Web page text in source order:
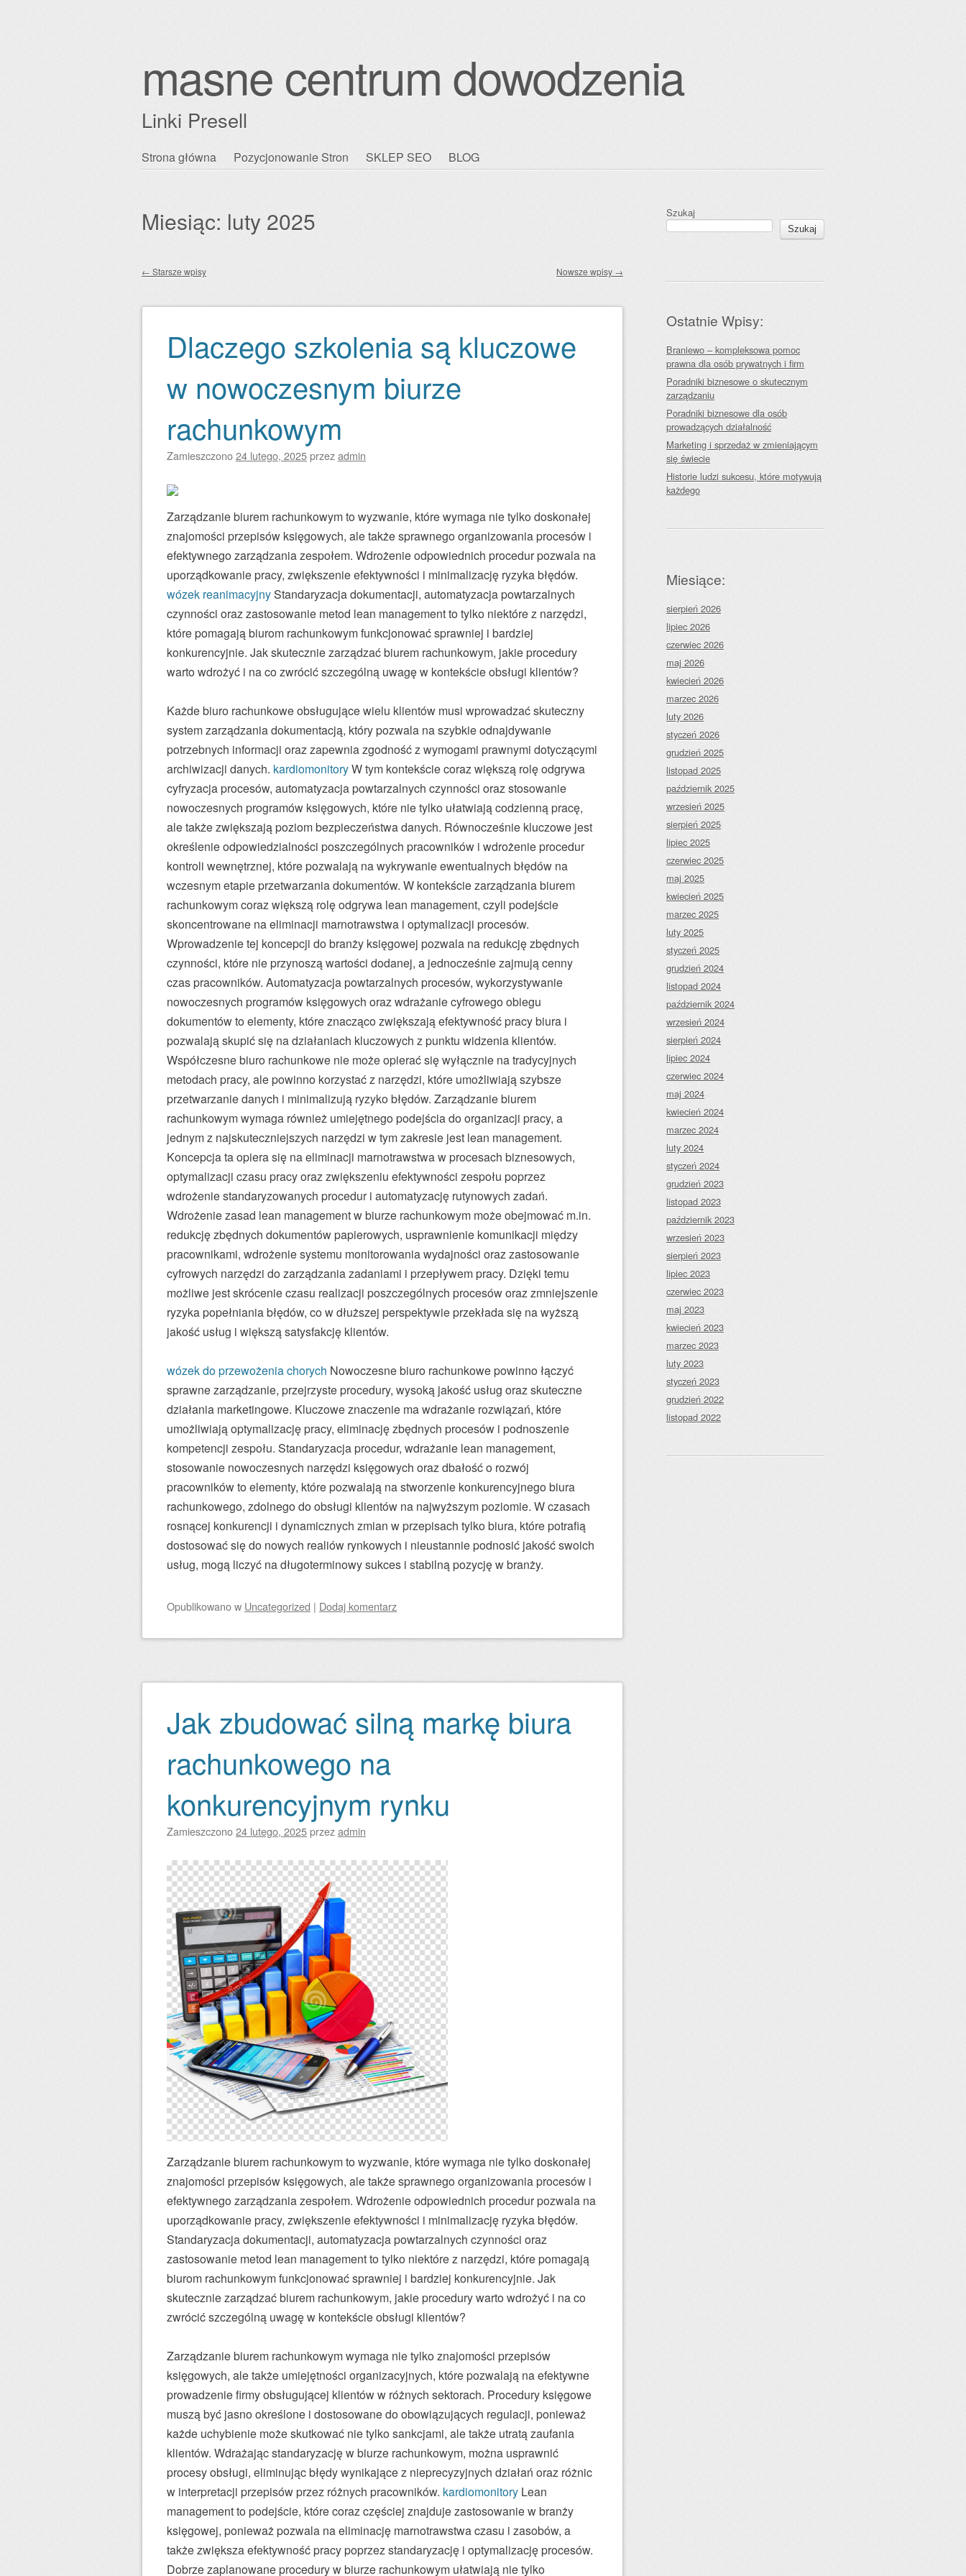
masne centrum dowodzenia
Linki Presell
Przejdź
Strona główna Pozycjonowanie Stron SKLEP SEO BLOG
Miesiąc: luty 2025
Zobacz wpisy
← Starsze wpisy Nowsze wpisy →
Dlaczego szkolenia są kluczowe
w nowoczesnym biurze
rachunkowym
Zamieszczono24 lutego, 2025przezadmin
Zarządzanie biurem rachunkowym to wyzwanie, które wymaga nie tylko doskonałej
znajomości przepisów księgowych, ale także sprawnego organizowania procesów i
efektywnego zarządzania zespołem. Wdrożenie odpowiednich procedur pozwala na
uporządkowanie pracy, zwiększenie efektywności i minimalizację ryzyka błędów.
wózek reanimacyjnyStandaryzacja dokumentacji, automatyzacja powtarzalnych
czynności oraz zastosowanie metod lean management to tylko niektóre z narzędzi,
które pomagają biurom rachunkowym funkcjonować sprawniej i bardziej
konkurencyjnie. Jak skutecznie zarządzać biurem rachunkowym, jakie procedury
warto wdrożyć i na co zwrócić szczególną uwagę w kontekście obsługi klientów?
Każde biuro rachunkowe obsługujące wielu klientów musi wprowadzać skuteczny
system zarządzania dokumentacją, który pozwala na szybkie odnajdywanie
potrzebnych informacji oraz zapewnia zgodność z wymogami prawnymi dotyczącymi
archiwizacji danych. kardiomonitoryW tym kontekście coraz większą rolę odgrywa
cyfryzacja procesów, automatyzacja powtarzalnych czynności oraz stosowanie
nowoczesnych programów księgowych, które nie tylko ułatwiają codzienną pracę,
ale także zwiększają poziom bezpieczeństwa danych. Równocześnie kluczowe jest
określenie odpowiedzialności poszczególnych pracowników i wdrożenie procedur
kontroli wewnętrznej, które pozwalają na wykrywanie ewentualnych błędów na
wczesnym etapie przetwarzania dokumentów. W kontekście zarządzania biurem
rachunkowym coraz większą rolę odgrywa lean management, czyli podejście
skoncentrowane na eliminacji marnotrawstwa i optymalizacji procesów.
Wprowadzenie tej koncepcji do branży księgowej pozwala na redukcję zbędnych
czynności, które nie przynoszą wartości dodanej, a jednocześnie zajmują cenny
czas pracowników. Automatyzacja powtarzalnych procesów, wykorzystywanie
nowoczesnych programów księgowych oraz wdrażanie cyfrowego obiegu
dokumentów to elementy, które znacząco zwiększają efektywność pracy biura i
pozwalają skupić się na działaniach kluczowych z punktu widzenia klientów.
Współczesne biuro rachunkowe nie może opierać się wyłącznie na tradycyjnych
metodach pracy, ale powinno korzystać z narzędzi, które umożliwiają szybsze
przetwarzanie danych i minimalizują ryzyko błędów. Zarządzanie biurem
rachunkowym wymaga również umiejętnego podejścia do organizacji pracy, a
jednym z najskuteczniejszych narzędzi w tym zakresie jest lean management.
Koncepcja ta opiera się na eliminacji marnotrawstwa w procesach biznesowych,
optymalizacji czasu pracy oraz zwiększeniu efektywności zespołu poprzez
wdrożenie standaryzowanych procedur i automatyzację rutynowych zadań.
Wdrożenie zasad lean management w biurze rachunkowym może obejmować m.in.
redukcję zbędnych dokumentów papierowych, usprawnienie komunikacji między
pracownikami, wdrożenie systemu monitorowania wydajności oraz zastosowanie
cyfrowych narzędzi do zarządzania zadaniami i przepływem pracy. Dzięki temu
możliwe jest skrócenie czasu realizacji poszczególnych procesów oraz zmniejszenie
ryzyka popełniania błędów, co w dłuższej perspektywie przekłada się na wyższą
jakość usług i większą satysfakcję klientów.
wózek do przewożenia chorych Nowoczesne biuro rachunkowe powinno łączyć
sprawne zarządzanie, przejrzyste procedury, wysoką jakość usług oraz skuteczne
działania marketingowe. Kluczowe znaczenie ma wdrażanie rozwiązań, które
umożliwiają optymalizację pracy, eliminację zbędnych procesów i podnoszenie
kompetencji zespołu. Standaryzacja procedur, wdrażanie lean management,
stosowanie nowoczesnych narzędzi księgowych oraz dbałość o rozwój
pracowników to elementy, które pozwalają na stworzenie konkurencyjnego biura
rachunkowego, zdolnego do obsługi klientów na najwyższym poziomie. W czasach
rosnącej konkurencji i dynamicznych zmian w przepisach tylko biura, które potrafią
dostosować się do nowych realiów rynkowych i nieustannie podnosić jakość swoich
usług, mogą liczyć na długoterminowy sukces i stabilną pozycję w branży.
Opublikowanow Uncategorized | Dodaj komentarz
Jak zbudować silną markę biura
rachunkowego na
konkurencyjnym rynku
Zamieszczono24 lutego, 2025przezadmin
Zarządzanie biurem rachunkowym to wyzwanie, które wymaga nie tylko doskonałej
znajomości przepisów księgowych, ale także sprawnego organizowania procesów i
efektywnego zarządzania zespołem. Wdrożenie odpowiednich procedur pozwala na
uporządkowanie pracy, zwiększenie efektywności i minimalizację ryzyka błędów.
Standaryzacja dokumentacji, automatyzacja powtarzalnych czynności oraz
zastosowanie metod lean management to tylko niektóre z narzędzi, które pomagają
biurom rachunkowym funkcjonować sprawniej i bardziej konkurencyjnie. Jak
skutecznie zarządzać biurem rachunkowym, jakie procedury warto wdrożyć i na co
zwrócić szczególną uwagę w kontekście obsługi klientów?
Zarządzanie biurem rachunkowym wymaga nie tylko znajomości przepisów
księgowych, ale także umiejętności organizacyjnych, które pozwalają na efektywne
prowadzenie firmy obsługującej klientów w różnych sektorach. Procedury księgowe
muszą być jasno określone i dostosowane do obowiązujących regulacji, ponieważ
każde uchybienie może skutkować nie tylko sankcjami, ale także utratą zaufania
klientów. Wdrażając standaryzację w biurze rachunkowym, można usprawnić
procesy obsługi, eliminując błędy wynikające z nieprecyzyjnych działań oraz różnic
w interpretacji przepisów przez różnych pracowników. kardiomonitory Lean
management to podejście, które coraz częściej znajduje zastosowanie w branży
księgowej, ponieważ pozwala na eliminację marnotrawstwa czasu i zasobów, a
także zwiększa efektywność pracy poprzez standaryzację i optymalizację procesów.
Dobrze zaplanowane procedury w biurze rachunkowym ułatwiają nie tylko
Szukaj
Szukaj
Ostatnie Wpisy:
Braniewo – kompleksowa pomoc
prawna dla osób prywatnych i firm
Poradniki biznesowe o skutecznym
zarządzaniu
Poradniki biznesowe dla osób
prowadzących działalność
Marketing i sprzedaż w zmieniającym
się świecie
Historie ludzi sukcesu, które motywują
każdego
Miesiące:
sierpień 2026
lipiec 2026
czerwiec 2026
maj 2026
kwiecień 2026
marzec 2026
luty 2026
styczeń 2026
grudzień 2025
listopad 2025
październik 2025
wrzesień 2025
sierpień 2025
lipiec 2025
czerwiec 2025
maj 2025
kwiecień 2025
marzec 2025
luty 2025
styczeń 2025
grudzień 2024
listopad 2024
październik 2024
wrzesień 2024
sierpień 2024
lipiec 2024
czerwiec 2024
maj 2024
kwiecień 2024
marzec 2024
luty 2024
styczeń 2024
grudzień 2023
listopad 2023
październik 2023
wrzesień 2023
sierpień 2023
lipiec 2023
czerwiec 2023
maj 2023
kwiecień 2023
marzec 2023
luty 2023
styczeń 2023
grudzień 2022
listopad 2022